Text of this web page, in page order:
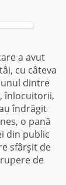
a avut
cu câteva
dintre
înlocuitorii,
îndrăgit
o pană
din public
sfârşit de
de